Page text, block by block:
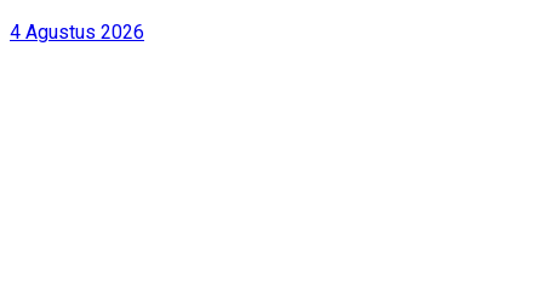
4 Agustus 2026